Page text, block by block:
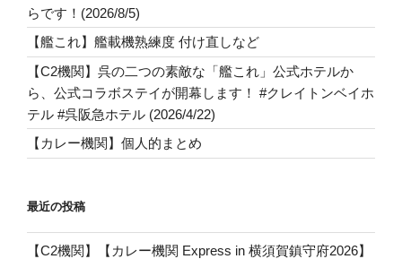
らです！(2026/8/5)
【艦これ】艦載機熟練度 付け直しなど
【C2機関】呉の二つの素敵な「艦これ」公式ホテルか
ら、公式コラボステイが開幕します！ #クレイトンベイホ
テル #呉阪急ホテル (2026/4/22)
【カレー機関】個人的まとめ
最近の投稿
【C2機関】【カレー機関 Express in 横須賀鎮守府2026】